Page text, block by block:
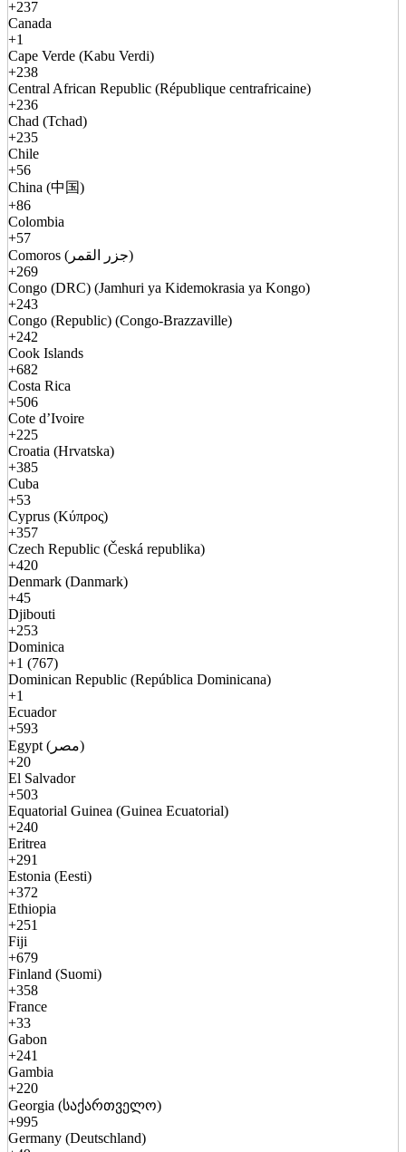
+237
Canada
+1
Cape Verde (Kabu Verdi)
+238
Central African Republic (République centrafricaine)
+236
Chad (Tchad)
+235
Chile
+56
China (中国)
+86
Colombia
+57
Comoros (جزر القمر)
+269
Congo (DRC) (Jamhuri ya Kidemokrasia ya Kongo)
+243
Congo (Republic) (Congo-Brazzaville)
+242
Cook Islands
+682
Costa Rica
+506
Cote d’Ivoire
+225
Croatia (Hrvatska)
+385
Cuba
+53
Cyprus (Κύπρος)
+357
Czech Republic (Česká republika)
+420
Denmark (Danmark)
+45
Djibouti
+253
Dominica
+1 (767)
Dominican Republic (República Dominicana)
+1
Ecuador
+593
Egypt (مصر)
+20
El Salvador
+503
Equatorial Guinea (Guinea Ecuatorial)
+240
Eritrea
+291
Estonia (Eesti)
+372
Ethiopia
+251
Fiji
+679
Finland (Suomi)
+358
France
+33
Gabon
+241
Gambia
+220
Georgia (საქართველო)
+995
Germany (Deutschland)